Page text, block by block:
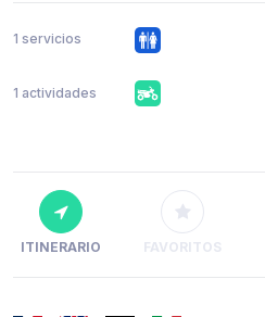
1 servicios
1 actividades
ITINERARIO FAVORITOS